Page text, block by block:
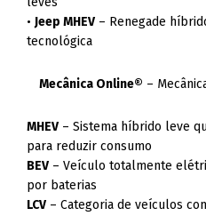
•Jeep MHEV – Renegade
tecnológica
Mecânica Online® –
MHEV – Sistema híbrido leve
para reduzir consumo
BEV – Veículo totalmente
por baterias
LCV – Categoria de veículos